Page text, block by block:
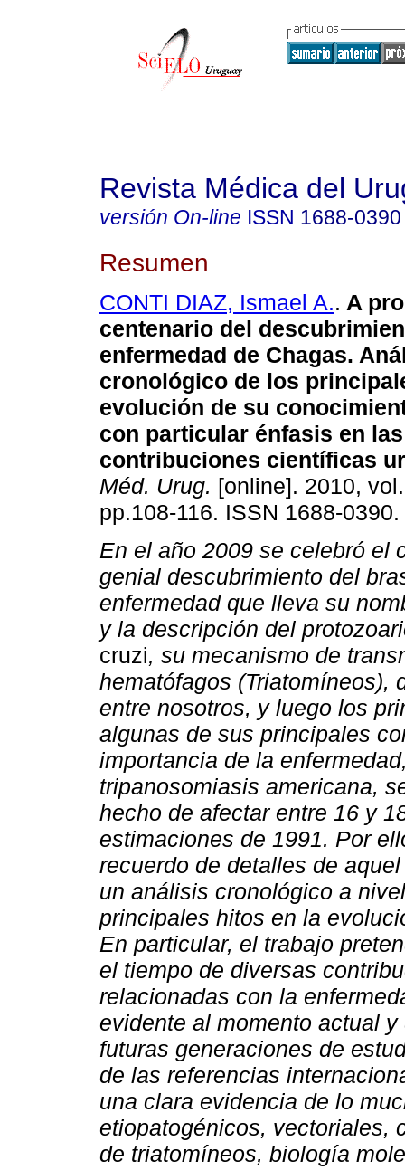
Revista Médica del
versión On-line ISSN 1688-0390
Resumen
CONTI DIAZ, Ismael A.. A
centenario del
enfermedad de Chagas.
cronológico de los
evolución de su
con particular énfasis en las
contribuciones científicas
Méd. Urug. [online]. 2010,
pp.108-116. ISSN 1688-0390.
En el año 2009 se celebró el
genial descubrimiento del
enfermedad que lleva su
y la descripción del
cruzi, su mecanismo de
hematófagos (Triatomíneos),
entre nosotros, y luego los
algunas de sus principales
importancia de la
tripanosomiasis americana,
hecho de afectar entre 16 y
estimaciones de 1991. Por
recuerdo de detalles de
un análisis cronológico a
principales hitos en la
En particular, el trabajo
el tiempo de diversas
relacionadas con la
evidente al momento actual
futuras generaciones de
de las referencias
una clara evidencia de lo
etiopatogénicos, vectoriales,
de triatomíneos, biología